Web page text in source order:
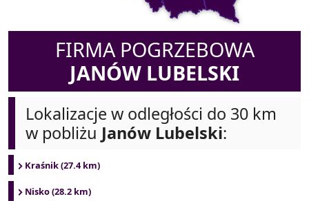
FIRMA POGRZEBOWA
JANÓW LUBELSKI
Lokalizacje w odległości do 30 km
w pobliżu Janów Lubelski:
Kraśnik (27.4 km)
Nisko (28.2 km)